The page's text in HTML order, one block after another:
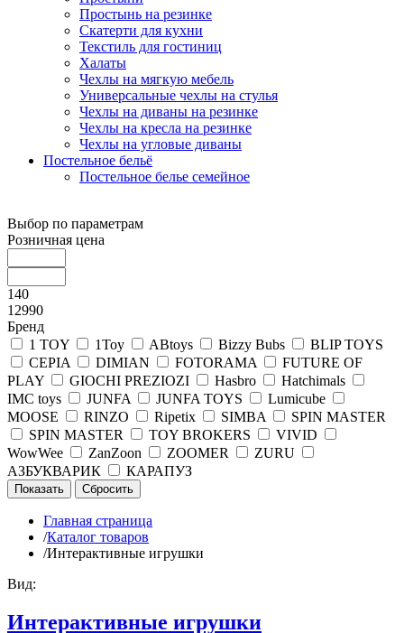
Простынь на резинке
Скатерти для кухни
Текстиль для гостиниц
Халаты
Чехлы на мягкую мебель
Универсальные чехлы на стулья
Чехлы на диваны на резинке
Чехлы на кресла на резинке
Чехлы на угловые диваны
Постельное бельё
Постельное белье семейное
Выбор по параметрам
Розничная цена
140
12990
Бренд
1 TOY
1Toy ABtoys Bizzy Bubs
BLIP TOYS
CEPIA
DIMIAN FOTORAMA
FUTURE OF
PLAY
GIOCHI PREZIOZI Hasbro
Hatchimals
IMC toys
JUNFA JUNFA TOYS
Lumicube
MOOSE
RINZO Ripetix SIMBA
SPIN MASTER
SPIN MASTER
TOY BROKERS
VIVID
WowWee
ZanZoon ZOOMER
ZURU
АЗБУКВАРИК
КАРАПУЗ
Главная страница
/Каталог товаров
/Интерактивные игрушки
Вид:
Интерактивные игрушки